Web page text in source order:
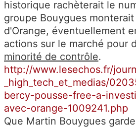
historique rachèterait le
groupe Bouygues
d'Orange, éventuellement
actions sur le marché pour
minorité de contrôle.
http://www.lesechos.fr/
_high_tech_et_medias/
bercy-pousse-free-a-
avec-orange-1009241.php
Que Martin Bouygues